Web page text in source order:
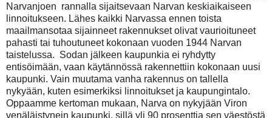
Narvanjoen rannalla sijaitsevaan Narvan keskiaikaiseen
linnoitukseen. Lähes kaikki Narvassa ennen toista
maailmansotaa sijainneet rakennukset olivat vaurioituneet
pahasti tai tuhoutuneet kokonaan vuoden 1944 Narvan
taistelussa. Sodan jälkeen kaupunkia ei ryhdytty
entisöimään, vaan käytännössä rakennettiin kokonaan uusi
kaupunki. Vain muutama vanha rakennus on tallella
nykyään, kuten esimerkiksi linnoitukset ja kaupungintalo.
Oppaamme kertoman mukaan, Narva on nykyjään Viron
venäläistynein kaupunki, sillä yli 90 prosenttia sen väestöstä